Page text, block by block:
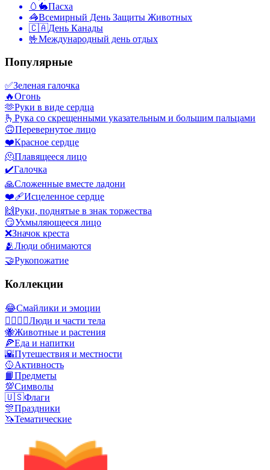
🥚🐇Пасха
🦓Всемирный День Защиты Животных
🇨🇦День Канады
🤟Международный день отдых
Популярные
✅Зеленая галочка
🔥Огонь
🫶Руки в виде сердца
🫰 Рука со скрещенными указательным и большим пальцами
🙃Перевернутое лицо
❤️Красное сердце
🫠Плавящееся лицо
✔️Галочка
🙏Сложенные вместе ладони
❤️‍🩹Исцеленное сердце
🙌Руки, поднятые в знак торжества
😏Ухмыляющееся лицо
❌Значок креста
🫂Люди обнимаются
🤝Рукопожатие
Коллекции
😂Смайлики и эмоции
👩‍❤️‍💋‍👨Люди и части тела
🐝Животные и растения
🍕Еда и напитки
🌇Путешествия и местности
🥎Активность
📙Предметы
💯Символы
🇺🇸Флаги
🎊Праздники
🦄Тематические